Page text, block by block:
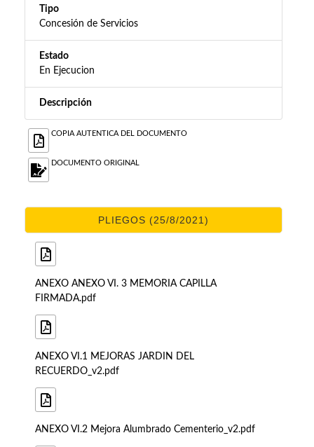
Tipo
Concesión de Servicios
Estado
En Ejecucion
Descripción
COPIA AUTENTICA DEL DOCUMENTO
DOCUMENTO ORIGINAL
PLIEGOS (25/8/2021)
ANEXO ANEXO VI. 3 MEMORIA CAPILLA
FIRMADA.pdf
ANEXO VI.1 MEJORAS JARDIN DEL
RECUERDO_v2.pdf
ANEXO VI.2 Mejora Alumbrado Cementerio_v2.pdf